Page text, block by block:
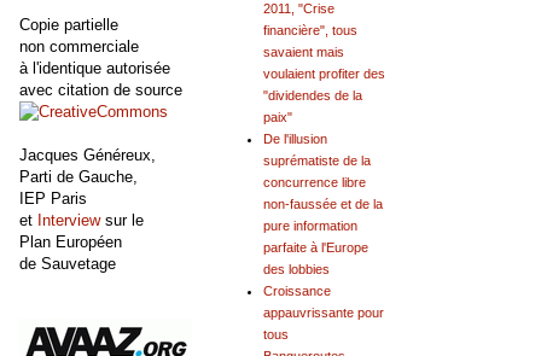
2011, "Crise
financière", tous
savaient mais
voulaient profiter des
"dividendes de la
paix"
De l'illusion
suprématiste de la
concurrence libre
non-faussée et de la
pure information
parfaite à l'Europe
des lobbies
Croissance
appauvrissante pour
tous
Copie partielle
non commerciale
à l'identique autorisée
avec citation de source
Jacques Généreux,
Parti de Gauche,
IEP Paris
et Interviewsur le
Plan Européen
de Sauvetage